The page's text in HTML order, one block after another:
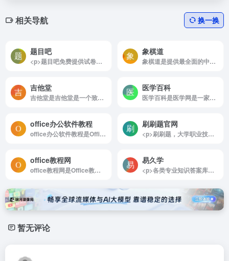
相关导航 换一换
题目吧
<p>题目吧免费提供试卷、试题、练习题、单元卷、月考卷、期末期中等试卷相关资源下载服务。</p>
象棋道
象棋道是提供最全面的中国象棋棋谱在线浏览,数万局经典象棋残局,数十万局中国象棋棋谱,并有象棋小游戏供反复练习,有助于迅速提高象棋技巧
吉他堂
吉他堂是吉他堂是一个致力于整合分享优质免费吉他谱的聚合平台！
医学百科
医学百科是医学网是一家在国内非常专业的中文医学百科大全，由全国百科爱好者共同编辑，并由国内专业人士进行审核。医学百科主要建立了症状百科、疾病百科、药品百科、中医百科、基因百科、...
office办公软件教程
office办公软件教程是Office是由Microsoft(微软)公司开发的一套基于 Windows 操作系统的办公软件套装。office办公软件教程网是专业的Office办公软件学习和原创Office教程分享网站,分享高质量的Word教程...
刷刷题官网
<p>刷刷题，大学职业技能刷题工具。刷题:科学练习,手机碎片化练习;导入试题:创建自己的小题库, 将题目转为可刷的格式。自动记录错题本，可顺序练习，随机练习，智能练习，只刷错题本，只刷收藏的题目</p>
office教程网
office教程网是Office教程面向PC端和手机端打造最新、最全和最实用的office学习平台，给大家提供实用的Office教程，Office学习，office下载，Word教程，Excel教程，WPS教程，电脑基础，电脑网络...
易久学
<p>各类专业知识答案库，可快速搜索到您需要的答案。</p>
暂无评论